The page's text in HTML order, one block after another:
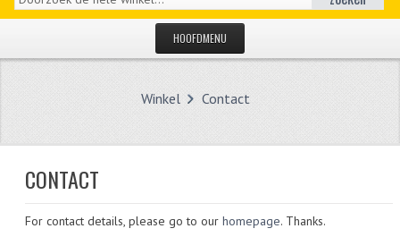
HOOFDMENU
ZUNDAPP
ACHTERBRUG
Winkel Contact
CONTACT
For contact details, please go to our homepage. Thanks.